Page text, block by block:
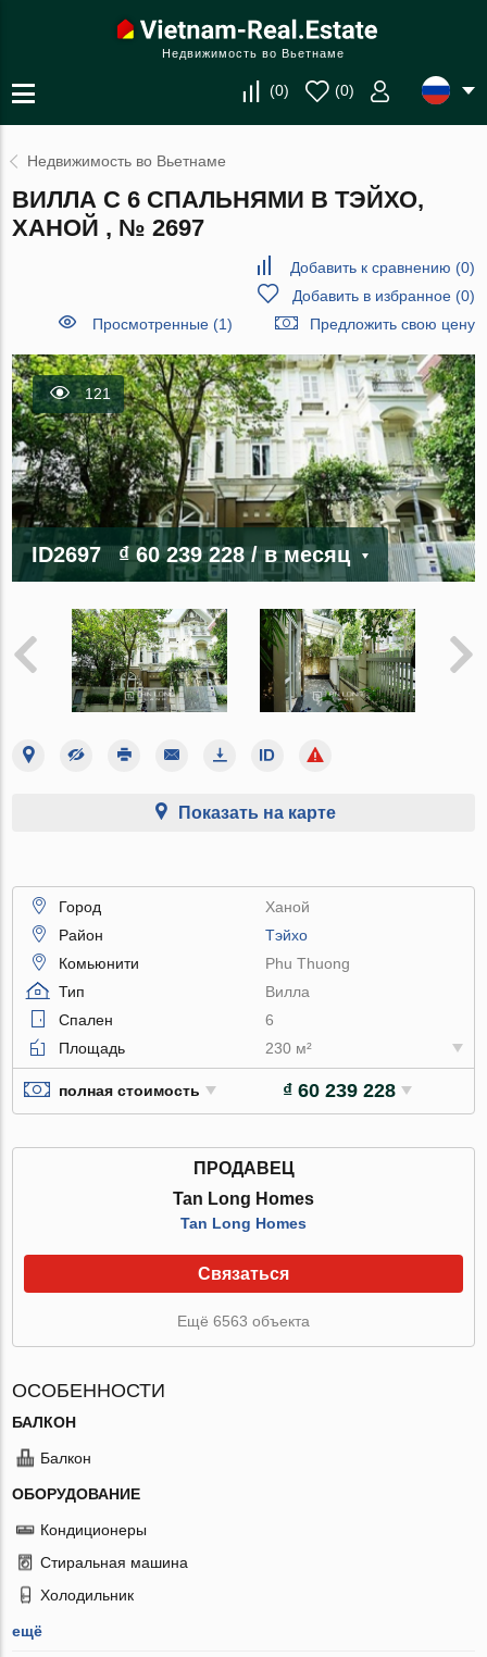
Недвижимость во Вьетнаме
(0) (0)
Недвижимость во Вьетнаме
ВИЛЛА С 6 СПАЛЬНЯМИ В ТЭЙХО,
ХАНОЙ , № 2697
Добавить к сравнению (0)
Добавить в избранное(0)
Просмотренные (1)
Предложить свою цену
121
ID2697 ₫ 60 239 228/ в месяц
Показать на карте
Город
Ханой
Район
Тэйхо
Комьюнити
Phu Thuong
Тип
Вилла
Спален
6
Площадь
230 м²
полная стоимость ₫ 60 239 228
ПРОДАВЕЦ
Tan Long Homes
Tan Long Homes
Связаться
Ещё 6563 объекта
ОСОБЕННОСТИ
БАЛКОН
Балкон
ОБОРУДОВАНИЕ
Кондиционеры
Стиральная машина
Холодильник
ещё